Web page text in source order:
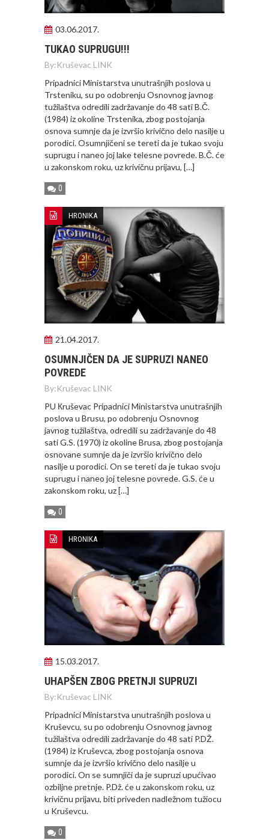
03.06.2017.
TUKAO SUPRUGU!!!
By:Kruševac LINK
Pripadnici Ministarstva unutrašnjih poslova u
Trsteniku, su po odobrenju Osnovnog javnog
tužilaštva odredili zadržavanje do 48 sati B.Č.
(1984) iz okoline Trstenika, zbog postojanja
osnova sumnje da je izvršio krivično delo nasilje u
porodici. Osumnjičeni se tereti da je tukao svoju
suprugu i naneo joj lake telesne povrede. B.Č. će
u zakonskom roku, uz krivičnu prijavu, […]
0
HRONIKA
21.04.2017.
OSUMNJIČEN DA JE SUPRUZI NANEO
POVREDE
By:Kruševac LINK
PU Кruševac Pripadnici Ministarstva unutrašnjih
poslova u Brusu, po odobrenju Osnovnog
javnog tužilaštva, odredili su zadržavanje do 48
sati G.S. (1970) iz okoline Brusa, zbog postojanja
osnovane sumnje da je izvršio krivično delo
nasilje u porodici. On se tereti da je tukao svoju
suprugu i naneo joj telesne povrede. G.S. će u
zakonskom roku, uz […]
0
HRONIKA
15.03.2017.
UHAPŠEN ZBOG PRETNJI SUPRUZI
By:Kruševac LINK
Pripadnici Ministarstva unutrašnjih poslova u
Kruševcu, su po odobrenju Osnovnog javnog
tužilaštva odredili zadržavanje do 48 sati P.DŽ.
(1984) iz Kruševca, zbog postojanja osnova
sumnje da je izvršio krivično delo nasilje u
porodici. On se sumnjiči da je supruzi upućivao
ozbiljne pretnje. P.Dž. će u zakonskom roku, uz
krivičnu prijavu, biti priveden nadležnom tužiocu
u Kruševcu.
0